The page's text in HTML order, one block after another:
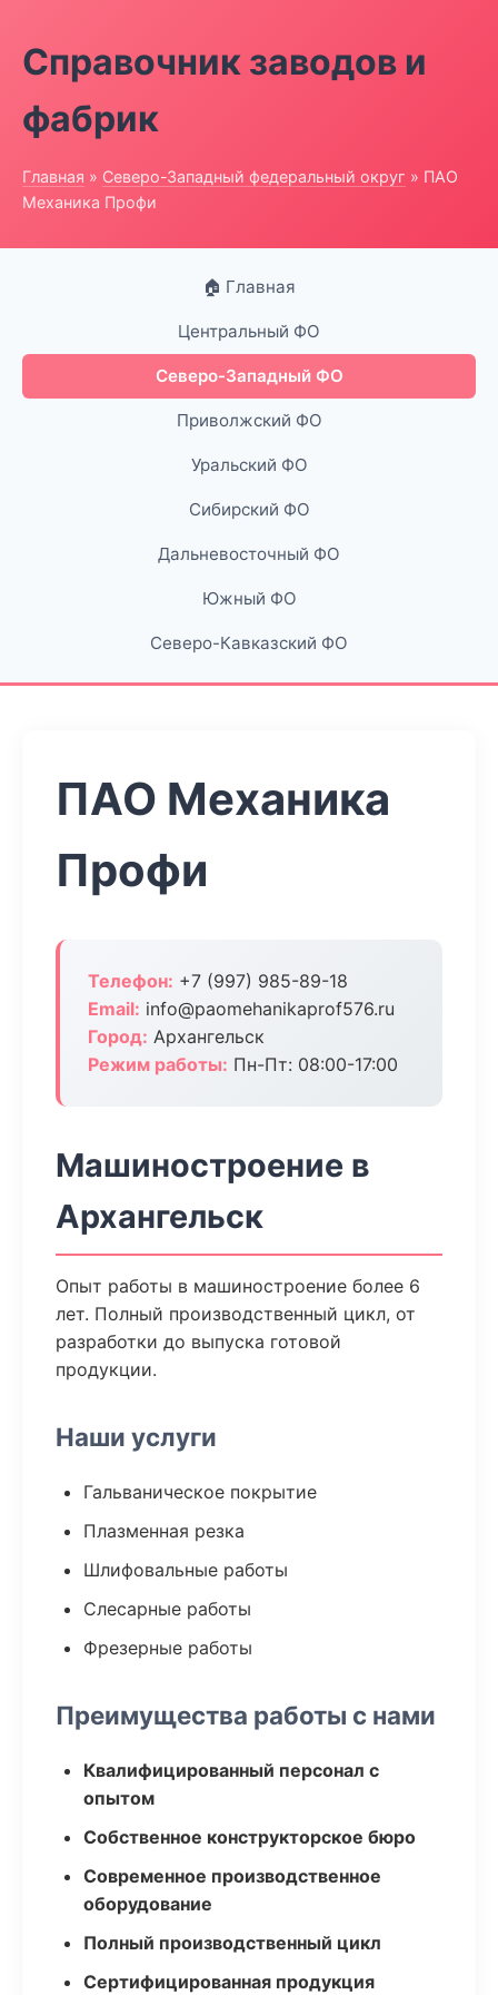
Справочник заводов и
фабрик
Главная » Северо-Западный федеральный округ » ПАО
Механика Профи
🏠 Главная
Центральный ФО
Северо-Западный ФО
Приволжский ФО
Уральский ФО
Сибирский ФО
Дальневосточный ФО
Южный ФО
Северо-Кавказский ФО
ПАО Механика
Профи
Телефон: +7 (997) 985-89-18
Email: info@paomehanikaprof576.ru
Город: Архангельск
Режим работы: Пн-Пт: 08:00-17:00
Машиностроение в
Архангельск
Опыт работы в машиностроение более 6
лет. Полный производственный цикл, от
разработки до выпуска готовой
продукции.
Наши услуги
Гальваническое покрытие
Плазменная резка
Шлифовальные работы
Слесарные работы
Фрезерные работы
Преимущества работы с нами
Квалифицированный персонал с
опытом
Собственное конструкторское бюро
Современное производственное
оборудование
Полный производственный цикл
Сертифицированная продукция